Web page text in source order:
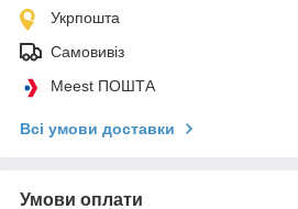
Укрпошта
Самовивіз
Meest ПОШТА
Всі умови доставки
Умови оплати